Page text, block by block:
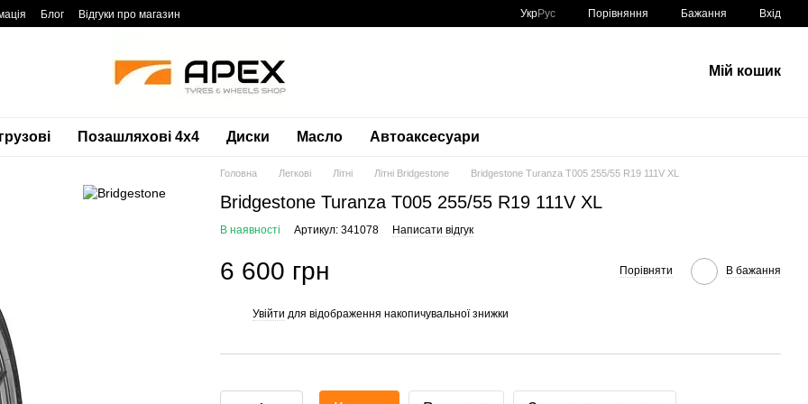
Блог Відгуки про магазин УкрРус Порівняння Бажання Вхід
Мій кошик
Позашляхові 4х4 Диски Масло Автоаксесуари
Головна Легкові Літні Літні Bridgestone Bridgestone Turanza T005 255/55 R19 111V XL
Bridgestone Turanza T005 255/55 R19 111V XL
В наявності Артикул: 341078 Написати відгук
6 600 грн Порівняти В бажання
Увійти для відображення накопичувальної знижки